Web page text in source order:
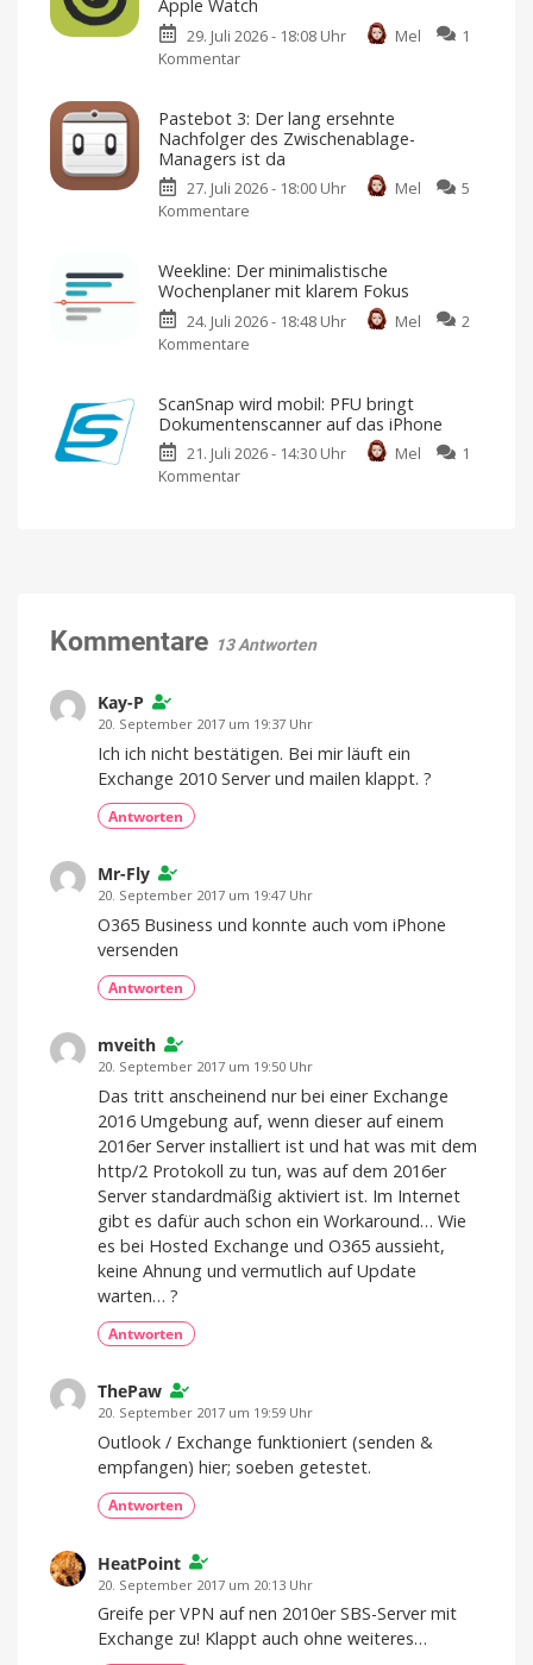
läuft
dem
Mac
Mit
Abo
und
Apple Watch
29. Juli 2026 - 18:08 Uhr Mel
1
Kommentar
gestützte
Gesprächsnotizen-
App
landet
auf
Apple
Watch
Version
steht
App
Pastebot 3: Der lang ersehnte
Nachfolger des Zwischenablage-
Managers ist da
27. Juli 2026 - 18:00 Uhr Mel
5
Kommentare
Der
lang
ersehnte
Managers
ist
da
Weekline: Der minimalistische
Wochenplaner mit klarem Fokus
24. Juli 2026 - 18:48 Uhr Mel
2
Kommentare
minimalistische
Wochenplaner
mit
ScanSnap wird mobil: PFU bringt
Dokumentenscanner auf das iPhone
21. Juli 2026 - 14:30 Uhr Mel
1
Kommentar
auf
das
für
unterwegs
Kommentare 13 Antworten
Kay-P
20. September 2017 um 19:37 Uhr
Ich ich nicht bestätigen. Bei mir läuft ein
Exchange 2010 Server und mailen klappt. ?
Antworten
Mr-Fly
20. September 2017 um 19:47 Uhr
O365 Business und konnte auch vom iPhone
versenden
Antworten
mveith
20. September 2017 um 19:50 Uhr
Das tritt anscheinend nur bei einer Exchange
2016 Umgebung auf, wenn dieser auf einem
2016er Server installiert ist und hat was mit dem
http/2 Protokoll zu tun, was auf dem 2016er
Server standardmäßig aktiviert ist. Im Internet
gibt es dafür auch schon ein Workaround… Wie
es bei Hosted Exchange und O365 aussieht,
keine Ahnung und vermutlich auf Update
warten… ?
Antworten
ThePaw
20. September 2017 um 19:59 Uhr
Outlook / Exchange funktioniert (senden &
empfangen) hier; soeben getestet.
Antworten
HeatPoint
20. September 2017 um 20:13 Uhr
Greife per VPN auf nen 2010er SBS-Server mit
Exchange zu! Klappt auch ohne weiteres…